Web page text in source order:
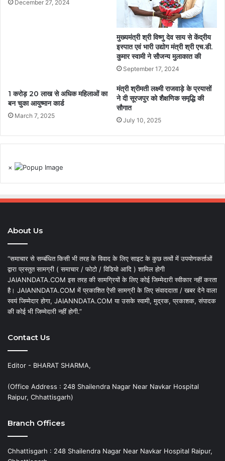
December 27, 2024
मुख्यमंत्री श्री विष्णु देव साय से केंद्रीय
इस्पात एवं भारी उद्योग मंत्री श्री एच.डी.
कुमार स्वामी ने सौजन्य मुलाकात की
September 17, 2024
1 करोड़ 20 लाख से अधिक महिलाओं का
बन चुका आयुष्मान कार्ड
March 7, 2025
मंत्री श्रीमती लक्ष्मी राजवाड़े के प्रयासों
ने दी सूरजपुर को शैक्षणिक समृद्धि की
सौगात
July 10, 2025
×
About Us
“समाचार से सम्बंधित किसी भी तरह के विवाद के लिए साइट के कुछ तत्वों में उपयोगकर्ताओं
द्वारा प्रस्तुत सामग्री ( समाचार / फोटो / विडियो आदि ) शामिल होगी
JAIANNDATA.COM इस तरह की सामग्रियों के लिए कोई जिम्मेदारी स्वीकार नहीं करता
है। JAIANNDATA.COM में प्रकाशित ऐसी सामग्री के लिए संवाददाता / खबर देने वाला
स्वयं जिम्मेदार होगा, JAIANNDATA.COM या उसके स्वामी, मुद्रक, प्रकाशक, संपादक
की कोई भी जिम्मेदारी नहीं होगी.”
Contact Us
Editor - BHARAT SHARMA,
(Office Address : 248 Shailendra Nagar Near Navkar Hospital
Raipur, Chhattisgarh)
Branch Offices
Chhattisgarh : 248 Shailendra Nagar Near Navkar Hospital Raipur,